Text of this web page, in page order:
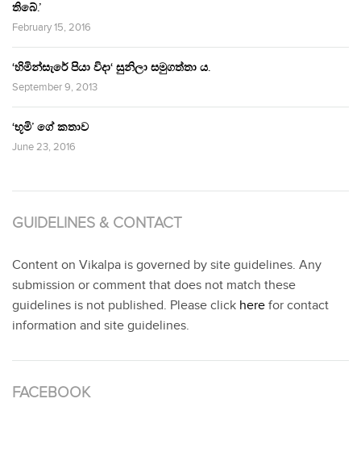
තිබේ.’
February 15, 2016
‘හිමින්සැරේ පියා විදා‘ සුනිලා සමුගත්තා ය.
September 9, 2013
‘භූමි’ ගේ කතාව
June 23, 2016
GUIDELINES & CONTACT
Content on Vikalpa is governed by site guidelines. Any
submission or comment that does not match these
guidelines is not published. Please click here for contact
information and site guidelines.
FACEBOOK